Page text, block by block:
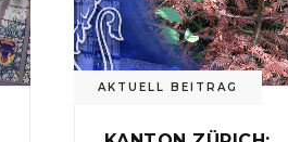
AKTUELL BEITRAG